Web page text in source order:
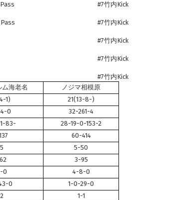
#7竹内Kick
#7竹内Kick
#7竹内Kick
#7竹内Kick
#7竹内Kick
海老名
ノジマ相模原
1)
21(13-8-)
0
32-261-4
83-
28-19-0-153-2
60-414
5-50
3-95
0
4-8-0
0
1-0-29-0
1-1